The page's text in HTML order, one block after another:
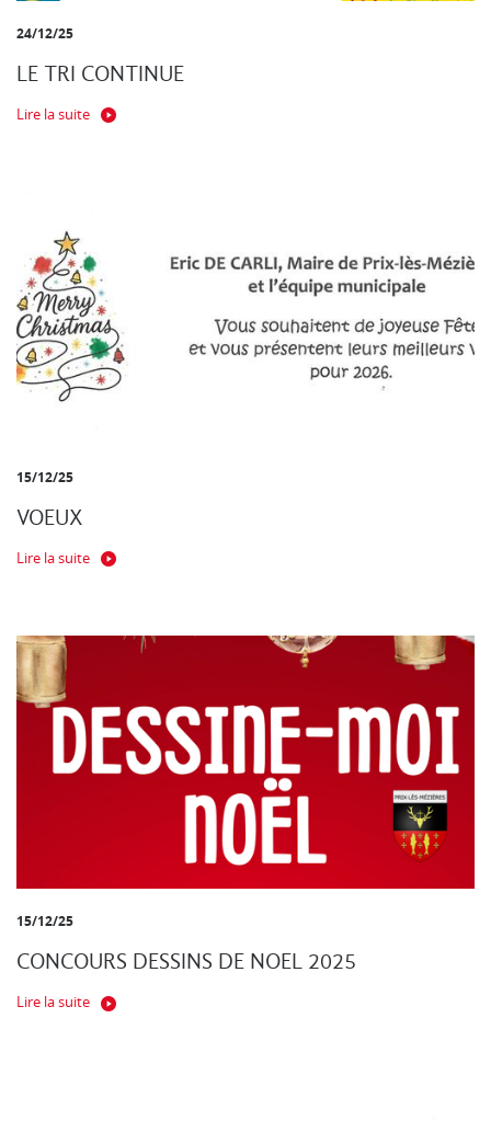
24/12/25
LE TRI CONTINUE
Lire la suite
15/12/25
VOEUX
Lire la suite
15/12/25
CONCOURS DESSINS DE NOEL 2025
Lire la suite